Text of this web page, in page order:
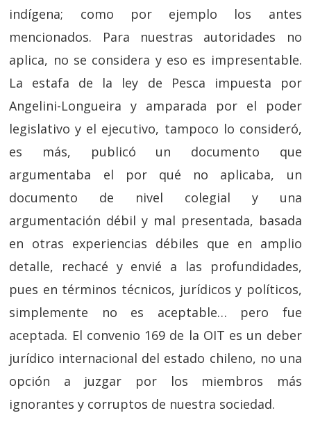
indígena; como por ejemplo los antes
mencionados. Para nuestras autoridades no
aplica, no se considera y eso es impresentable.
La estafa de la ley de Pesca impuesta por
Angelini-Longueira y amparada por el poder
legislativo y el ejecutivo, tampoco lo consideró,
es más, publicó un documento que
argumentaba el por qué no aplicaba, un
documento de nivel colegial y una
argumentación débil y mal presentada, basada
en otras experiencias débiles que en amplio
detalle, rechacé y envié a las profundidades,
pues en términos técnicos, jurídicos y políticos,
simplemente no es aceptable… pero fue
aceptada. El convenio 169 de la OIT es un deber
jurídico internacional del estado chileno, no una
opción a juzgar por los miembros más
ignorantes y corruptos de nuestra sociedad.